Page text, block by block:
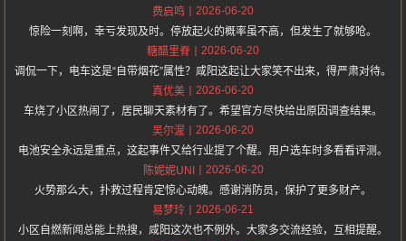
费启鸣
2026-06-20
惊险一刻啊，幸亏发现及时。停放起火的概率虽不高，但发生了就够呛。
糖醋里脊
2026-06-20
调侃一下，电车这是“自带烟花”属性？咸阳这起让大家笑不出来，得严肃对待。
真优美
2026-06-20
车烧了小区热闹了，居民聊天素材有了。希望官方尽快给出原因调查结果。
吴尔渥
2026-06-20
电池安全永远是重点，这起事件又给行业提了个醒。用户选车时多看看评测。
陈妮妮UNI
2026-06-20
火势那么大，扑救过程肯定惊心动魄。感谢消防员，保护了更多财产。
易梦玲
2026-06-21
小区自燃新闻总能上热搜，咸阳这次也不例外。大家多交流经验，互相提醒。